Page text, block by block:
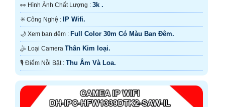
️👀 Hình Ành Chất Lượng : 3k .
✳️ Công Nghệ : IP Wifi.
🌙 Xem ban đêm : Full Color 30m Có Màu Ban Ðêm.
🤹 Loại Camera Thân Kim loại.
️🎙 Điểm Nỗi Bật : Thu Âm Và Loa.